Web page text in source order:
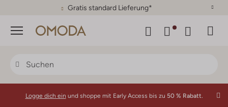
Gratis standard Lieferung*
Menü
Logge dich ein und shoppe mit Early Access bis zu 50 % Rabatt.